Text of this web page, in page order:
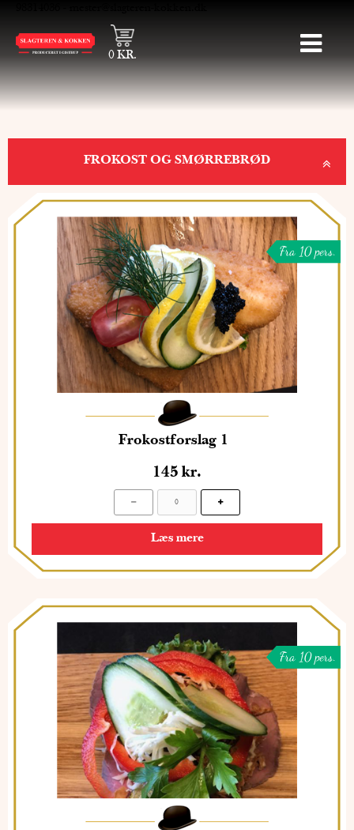
0KR.
FROKOST OG SMØRREBRØD
Frokostforslag 1
Fra 10 pers.
145 kr.
Læs mere
Fra 10 pers.